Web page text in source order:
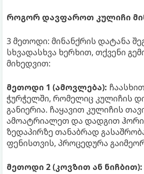
როგორ დავფაროთ კულიჩი
3 მეთოდი: მინანქრის დატანა
სხვადასხვა ხერხით, თქვენი
მიხედვით:
მეთოდი 1 (ამოვლება):
ჭურჭელში, რომელიც კულიჩის
განიერია. ჩაყავით კულიჩის
ამოატრიალეთ და დადგით
ზედაპირზე თანაბრად
ფენისთვის, პროცედურა
მეთოდი 2 (კოვზით ან ნიჩბით):